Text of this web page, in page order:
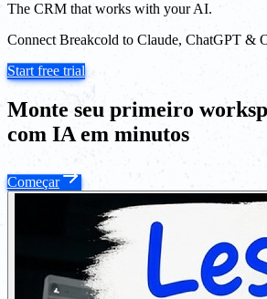
The CRM that works with your AI.
Connect Breakcold to Claude, ChatGPT &
Start free trial
Monte seu primeiro
com IA em minutos
Começar